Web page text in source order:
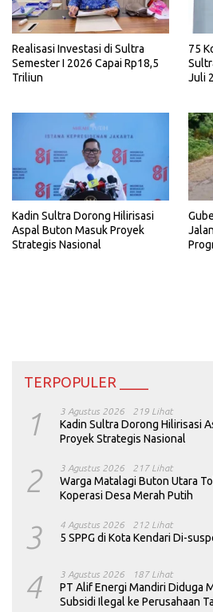
Realisasi Investasi di Sultra
Semester I 2026 Capai Rp18,5
Triliun
75
Juli
Kadin Sultra Dorong Hilirisasi
Aspal Buton Masuk Proyek
Strategis Nasional
TERPOPULER ____
1 3 Agustus 2026 219 Lihat
Kadin Sultra Dorong Hilirisasi
Proyek Strategis Nasional
2 3 Agustus 2026 217 Lihat
Warga Matalagi Buton Utara
Koperasi Desa Merah Putih
3 4 Agustus 2026 212 Lihat
5 SPPG di Kota Kendari Di-
4 3 Agustus 2026 187 Lihat
PT Alif Energi Mandiri Diduga
Subsidi Ilegal ke Perusahaan